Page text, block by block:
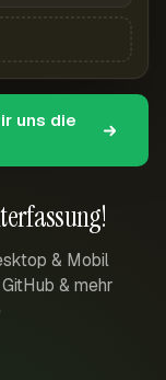
& Mobil
& mehr
uns die